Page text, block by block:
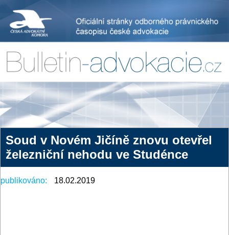
Soud v Novém Jičíně znovu otevřel
železniční nehodu ve Studénce
publikováno: 18.02.2019